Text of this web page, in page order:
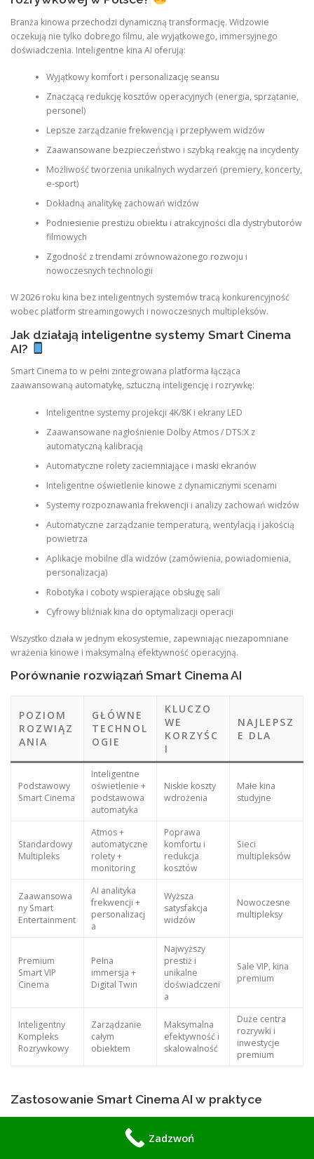
Branża kinowa przechodzi dynamiczną transformację. Widzowie
oczekują nie tylko dobrego filmu, ale wyjątkowego, immersyjnego
doświadczenia. Inteligentne kina AI oferują:
Wyjątkowy komfort i personalizację seansu
Znaczącą redukcję kosztów operacyjnych (energia, sprzątanie,
personel)
Lepsze zarządzanie frekwencją i przepływem widzów
Zaawansowane bezpieczeństwo i szybką reakcję na incydenty
Możliwość tworzenia unikalnych wydarzeń (premiery, koncerty,
e-sport)
Dokładną analitykę zachowań widzów
Podniesienie prestiżu obiektu i atrakcyjności dla dystrybutorów
filmowych
Zgodność z trendami zrównoważonego rozwoju i
nowoczesnych technologii
W 2026 roku kina bez inteligentnych systemów tracą konkurencyjność
wobec platform streamingowych i nowoczesnych multipleksów.
Jak działają inteligentne systemy Smart Cinema
AI?
Smart Cinema to w pełni zintegrowana platforma łącząca
zaawansowaną automatykę, sztuczną inteligencję i rozrywkę:
Inteligentne systemy projekcji 4K/8K i ekrany LED
Zaawansowane nagłośnienie Dolby Atmos / DTS:X z
automatyczną kalibracją
Automatyczne rolety zaciemniające i maski ekranów
Inteligentne oświetlenie kinowe z dynamicznymi scenami
Systemy rozpoznawania frekwencji i analizy zachowań widzów
Automatyczne zarządzanie temperaturą, wentylacją i jakością
powietrza
Aplikacje mobilne dla widzów (zamówienia, powiadomienia,
personalizacja)
Robotyka i coboty wspierające obsługę sali
Cyfrowy bliźniak kina do optymalizacji operacji
Wszystko działa w jednym ekosystemie, zapewniając niezapomniane
wrażenia kinowe i maksymalną efektywność operacyjną.
Porównanie rozwiązań Smart Cinema AI
POZIOM
ROZWIĄZ
ANIA
GŁÓWNE
TECHNOL
OGIE
KLUCZO
WE
KORZYŚC
I
NAJLEPSZ
E DLA
Podstawowy
Smart Cinema
Inteligentne
oświetlenie +
podstawowa
automatyka
Niskie koszty
wdrożenia
Małe kina
studyjne
Standardowy
Multipleks
Atmos +
automatyczne
rolety +
monitoring
Poprawa
komfortu i
redukcja
kosztów
Sieci
multipleksów
Zaawansowa
ny Smart
Entertainment
AI analityka
frekwencji +
personalizacj
a
Wyższa
satysfakcja
widzów
Nowoczesne
multipleksy
Premium
Smart VIP
Cinema
Pełna
immersja +
Digital Twin
Najwyższy
prestiż i
unikalne
doświadczeni
a
Sale VIP, kina
premium
Inteligentny
Kompleks
Rozrywkowy
Zarządzanie
całym
obiektem
Maksymalna
efektywność i
skalowalność
Duże centra
rozrywki i
inwestycje
premium
Zastosowanie Smart Cinema AI w praktyce
Centralne zarządzanie wieloma salami, optymalizacja harmonogramów i
Zadzwoń